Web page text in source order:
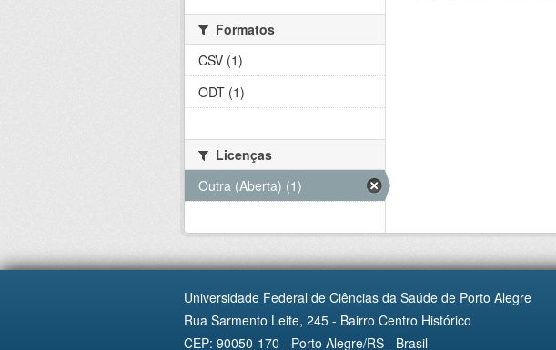
Formatos
CSV (1)
ODT (1)
Licenças
Outra (Aberta) (1)
Universidade Federal de Ciências da Saúde de Porto Alegre
Rua Sarmento Leite, 245 - Bairro Centro Histórico
CEP: 90050-170 - Porto Alegre/RS - Brasil